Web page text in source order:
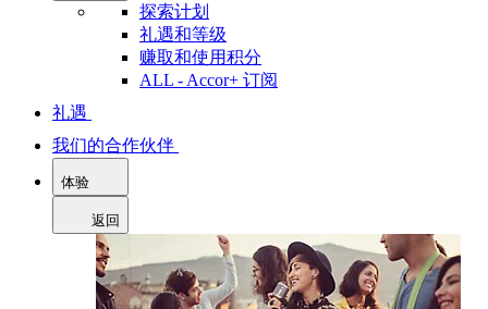
探索计划
礼遇和等级
赚取和使用积分
ALL - Accor+ 订阅
礼遇
我们的合作伙伴
体验
返回